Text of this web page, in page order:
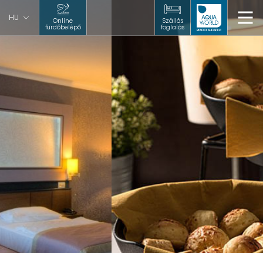
Online
fürdőbelépő
HU
Szállás
foglalás